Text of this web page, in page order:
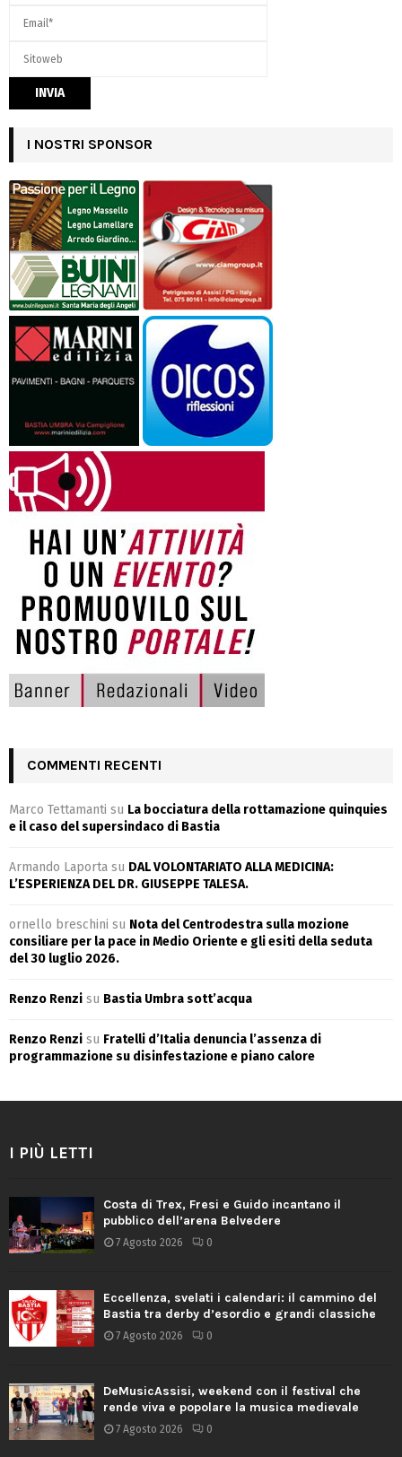
I NOSTRI SPONSOR
COMMENTI RECENTI
Marco Tettamanti su La bocciatura della rottamazione quinquies
e il caso del supersindaco di Bastia
Armando Laporta su DAL VOLONTARIATO ALLA MEDICINA:
L’ESPERIENZA DEL DR. GIUSEPPE TALESA.
ornello breschini su Nota del Centrodestra sulla mozione
consiliare per la pace in Medio Oriente e gli esiti della seduta
del 30 luglio 2026.
Renzo Renzi su Bastia Umbra sott’acqua
Renzo Renzi su Fratelli d’Italia denuncia l’assenza di
programmazione su disinfestazione e piano calore
I PIÙ LETTI
Costa di Trex, Fresi e Guido incantano il
pubblico dell’arena Belvedere
7 Agosto 2026 0
Eccellenza, svelati i calendari: il cammino del
Bastia tra derby d’esordio e grandi classiche
7 Agosto 2026 0
DeMusicAssisi, weekend con il festival che
rende viva e popolare la musica medievale
7 Agosto 2026 0